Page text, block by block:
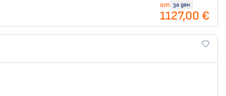
от за ден
1127,00 €